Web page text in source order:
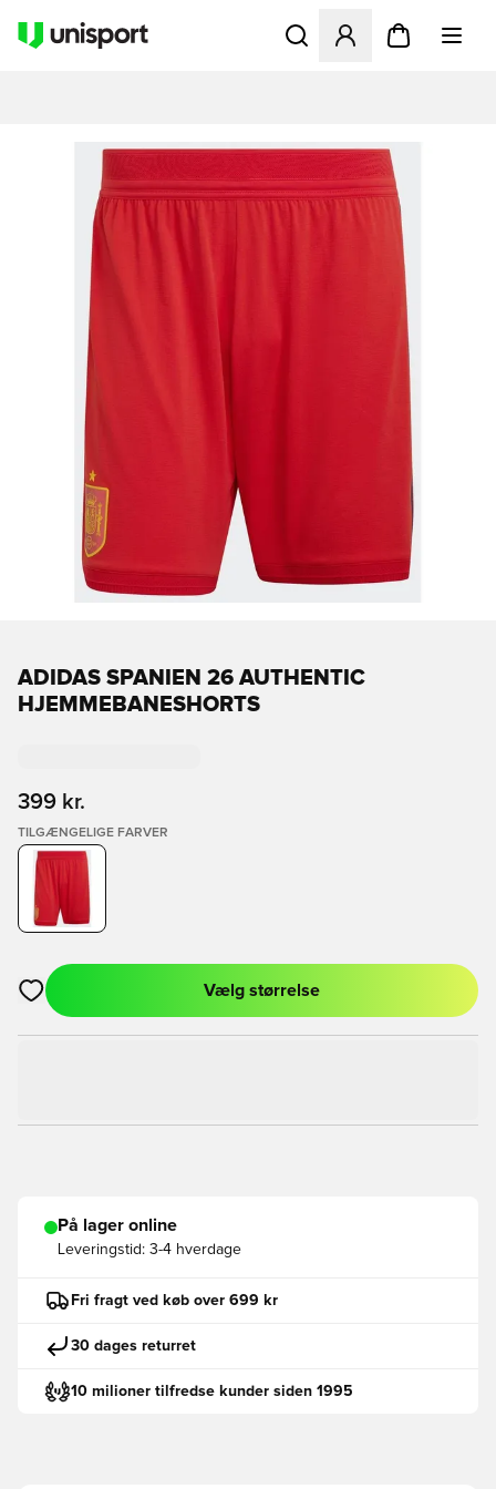
Åbner en Modal til at
ADIDAS SPANIEN 26 AUTHENTIC
HJEMMEBANESHORTS
399 kr.
TILGÆNGELIGE FARVER
Åbner en Modal til at logge ind eller tilmelde dig som medlem
Vælg størrelse
På lager online
Leveringstid: 3-4 hverdage
Fri fragt ved køb over 699 kr
30 dages returret
10 milioner tilfredse kunder siden 1995